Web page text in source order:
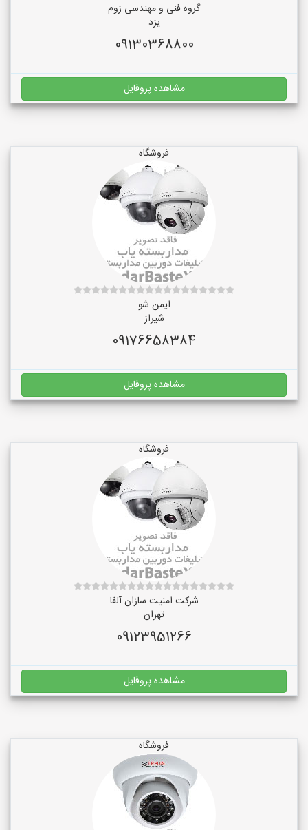
گروه فنی و مهندسی زوم
یزد
09130368800
مشاهده پروفایل
فروشگاه
ایمن شو
شیراز
09176658384
مشاهده پروفایل
فروشگاه
شرکت امنیت سازان آلفا
تهران
09123951266
مشاهده پروفایل
فروشگاه